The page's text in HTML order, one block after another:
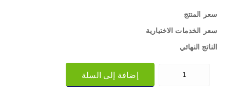
سعر المنتج
سعر الخدمات الاختيارية
الناتج النهائي
إضافة إلى السلة